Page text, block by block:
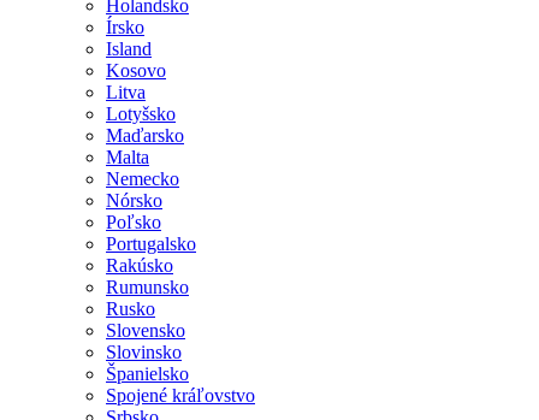
Holandsko
Írsko
Island
Kosovo
Litva
Lotyšsko
Maďarsko
Malta
Nemecko
Nórsko
Poľsko
Portugalsko
Rakúsko
Rumunsko
Rusko
Slovensko
Slovinsko
Španielsko
Spojené kráľovstvo